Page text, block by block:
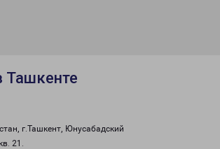
г.Ташкент, Юнусабадский
21.